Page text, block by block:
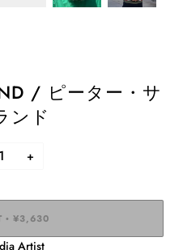
/ ピーター・サ
ンド
+
• ¥3,630
Artist